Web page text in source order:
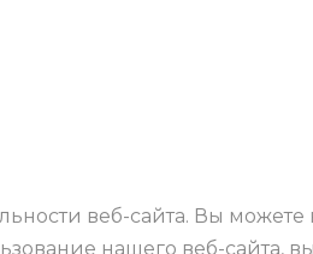
веб-сайта. Вы
нашего веб-